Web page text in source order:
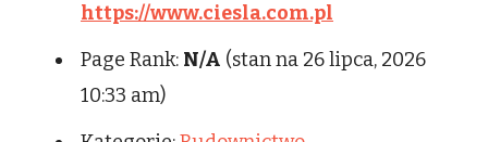
https://www.ciesla.com.pl
Page Rank: N/A (stan na 26 lipca, 2026
10:33 am)